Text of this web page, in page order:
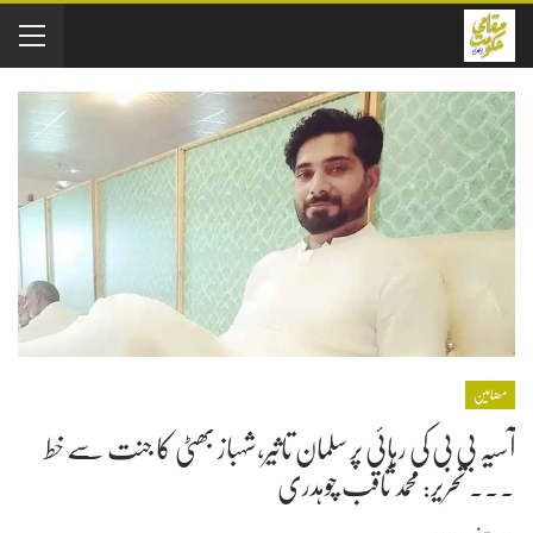
مضامین
آسیہ بی بی کی رہائی پر سلمان تاثیر،شہباز بھٹی کا جنت سے خط
۔۔۔ تحریر: محمد ثاقب چوہدری